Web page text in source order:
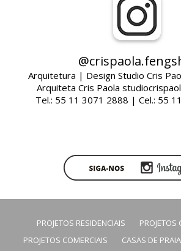
Arquitetura | Design Studio Cris
Arquiteta Cris Paola
Tel.: 55 11 3071 2888 | Cel.: 55
PROJETOS RESIDENCIAIS
PROJETOS
PROJETOS COMERCIAIS
CASAS DE